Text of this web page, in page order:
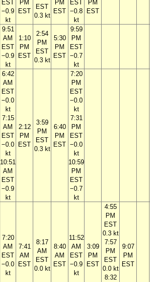
EST
−0.9
kt
PM
EST
EST
0.3 kt
PM
EST
EST
−0.8
kt
PM
EST
9:51
AM
EST
−0.9
kt
1:10
PM
EST
2:54
PM
EST
0.3 kt
5:30
PM
EST
9:59
PM
EST
−0.7
kt
6:42
AM
EST
−0.0
kt
7:15
AM
EST
−0.0
kt
10:51
AM
EST
−0.9
kt
2:12
PM
EST
3:59
PM
EST
0.3 kt
6:40
PM
EST
7:20
PM
EST
−0.0
kt
7:31
PM
EST
−0.0
kt
10:59
PM
EST
−0.7
kt
7:20
AM
EST
−0.0
kt
7:41
AM
EST
8:17
AM
EST
0.0 kt
8:40
AM
EST
11:52
AM
EST
−0.9
kt
3:09
PM
EST
4:55
PM
EST
0.3 kt
7:57
PM
EST
0.0 kt
8:32
9:07
PM
EST